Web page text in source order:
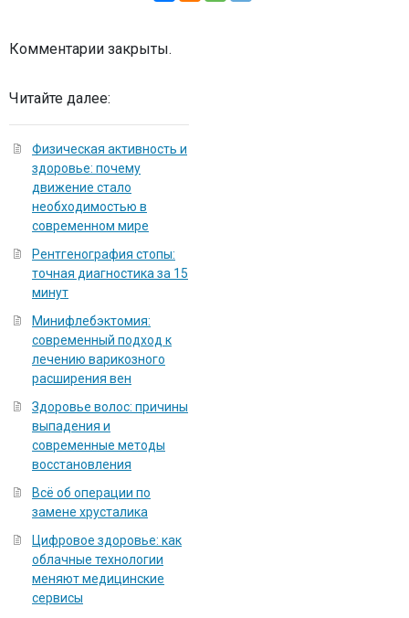
Комментарии закрыты.
Читайте далее:
Физическая активность и
здоровье: почему
движение стало
необходимостью в
современном мире
Рентгенография стопы:
точная диагностика за 15
минут
Минифлебэктомия:
современный подход к
лечению варикозного
расширения вен
Здоровье волос: причины
выпадения и
современные методы
восстановления
Всё об операции по
замене хрусталика
Цифровое здоровье: как
облачные технологии
меняют медицинские
сервисы